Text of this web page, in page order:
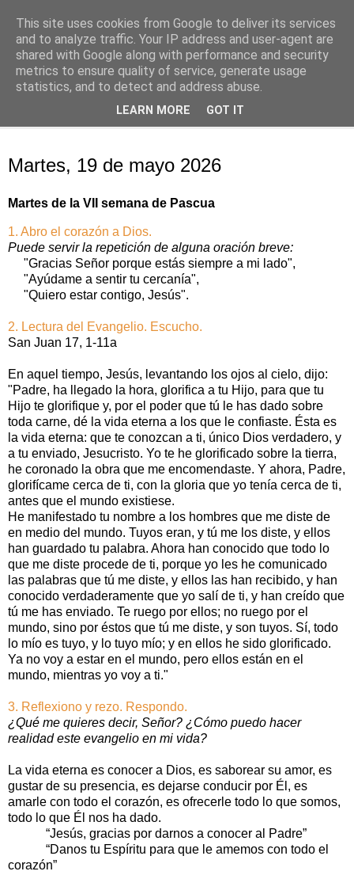
Oración personal
con el Evangelio de cada día
Martes, 19 de mayo 2026
Martes de la VII semana de Pascua
1. Abro el corazón a Dios.
Puede servir la repetición de alguna oración breve:
"Gracias Señor porque estás siempre a mi lado",
"Ayúdame a sentir tu cercanía",
"Quiero estar contigo, Jesús".
2. Lectura del Evangelio. Escucho.
San Juan 17, 1-11a
En aquel tiempo, Jesús, levantando los ojos al cielo, dijo:
"Padre, ha llegado la hora, glorifica a tu Hijo, para que tu
Hijo te glorifique y, por el poder que tú le has dado sobre
toda carne, dé la vida eterna a los que le confiaste. Ésta es
la vida eterna: que te conozcan a ti, único Dios verdadero, y
a tu enviado, Jesucristo. Yo te he glorificado sobre la tierra,
he coronado la obra que me encomendaste. Y ahora, Padre,
glorifícame cerca de ti, con la gloria que yo tenía cerca de ti,
antes que el mundo existiese.
He manifestado tu nombre a los hombres que me diste de
en medio del mundo. Tuyos eran, y tú me los diste, y ellos
han guardado tu palabra. Ahora han conocido que todo lo
que me diste procede de ti, porque yo les he comunicado
las palabras que tú me diste, y ellos las han recibido, y han
conocido verdaderamente que yo salí de ti, y han creído que
tú me has enviado. Te ruego por ellos; no ruego por el
mundo, sino por éstos que tú me diste, y son tuyos. Sí, todo
lo mío es tuyo, y lo tuyo mío; y en ellos he sido glorificado.
Ya no voy a estar en el mundo, pero ellos están en el
mundo, mientras yo voy a ti."
3. Reflexiono y rezo. Respondo.
¿Qué me quieres decir, Señor? ¿Cómo puedo hacer
realidad este evangelio en mi vida?
La vida eterna es conocer a Dios, es saborear su amor, es
gustar de su presencia, es dejarse conducir por Él, es
amarle con todo el corazón, es ofrecerle todo lo que somos,
todo lo que Él nos ha dado.
“Jesús, gracias por darnos a conocer al Padre”
“Danos tu Espíritu para que le amemos con todo el
corazón”
This site uses cookies from Google to deliver its services
and to analyze traffic. Your IP address and user-agent are
shared with Google along with performance and security
metrics to ensure quality of service, generate usage
statistics, and to detect and address abuse.
LEARN MORE GOT IT